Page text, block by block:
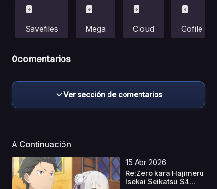
Savefiles Mega Cloud Gofile
0comentarios
Ver sección de comentarios
A Continuación
15 Abr 2026
Re:Zero kara Hajimeru
Isekai Seikatsu S4...